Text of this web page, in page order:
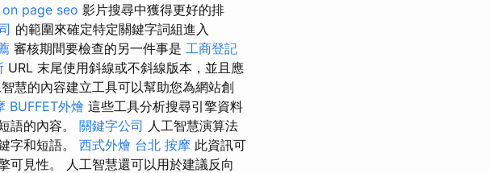
on page seo 影片搜尋中獲得更好的排
的範圍來確定特定關鍵字詞組進入
審核期間要檢查的另一件事是 工商登記
URL 末尾使用斜線或不斜線版本，並且應
慧的內容建立工具可以幫助您為網站創
BUFFET外燴 這些工具分析搜尋引擎資料
語的內容。 關鍵字公司 人工智慧演算法
字和短語。 西式外燴 台北 按摩 此資訊可
可見性。 人工智慧還可以用於建議反向